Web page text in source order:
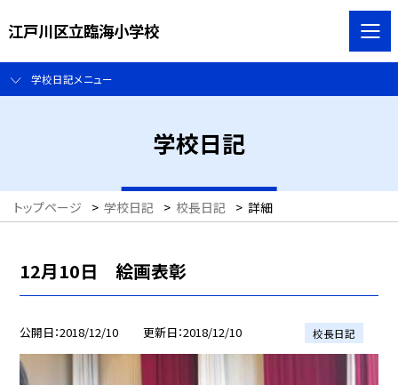
江戸川区立臨海小学校
学校日記メニュー
学校日記
トップページ > 学校日記 > 校長日記 > 詳細
12月10日 絵画表彰
公開日 2018/12/10 更新日 2018/12/10 校長日記